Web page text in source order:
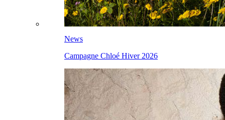
News
Campagne Chloé Hiver 2026